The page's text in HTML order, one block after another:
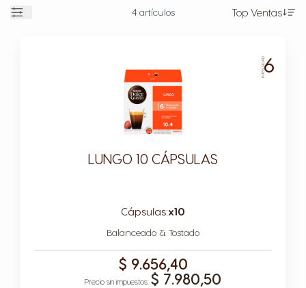
4artículos
Top Ventas
INTENSIDAD6
LUNGO 10 CÁPSULAS
Cápsulas:x10
Balanceado & Tostado
$ 9.656,40
$ 7.980,50